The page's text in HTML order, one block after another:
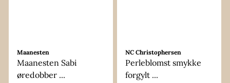
Maanesten
Maanesten Sabi
øredobber ...
NC Christophersen
Perleblomst smykke
forgylt ...